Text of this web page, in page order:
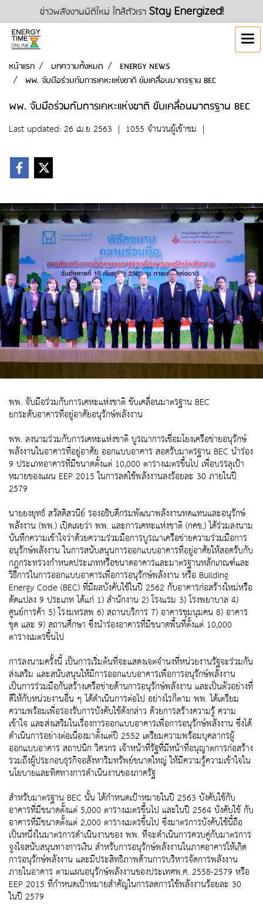
ข่าวพลังงานมิติใหม่ ใกล้ตัวเรา Stay Energized!
หน้าแรก บทความทั้งหมด
ENERGY NEWS
พพ. จับมือร่วมกับการเคหะแห่งชาติ ขับเคลื่อนมาตรฐาน BEC
พพ. จับมือร่วมกับการเคหะแห่งชาติ ขับเคลื่อนมาตรฐาน BEC
Last updated: 26 เม.ย 2563 | 1055 จำนวนผู้เข้าชม |
พพ. จับมือร่วมกับการเคหะแห่งชาติ ขับเคลื่อนมาตรฐาน BEC
ยกระดับอาคารที่อยู่อาศัยอนุรักษ์พลังงาน
พพ. ลงนามร่วมกับการเคหะแห่งชาติ บูรณาการเชื่อมโยงเครือข่ายอนุรักษ์
พลังงานในอาคารที่อยู่อาศัย ออกแบบอาคาร สอดรับมาตรฐาน BEC นำร่อง
9 ประเภทอาคารที่มีขนาดตั้งแต่ 10,000 ตารางเมตรขึ้นไป เพื่อบรรลุเป้า
หมายของแผน EEP 2015 ในการลดใช้พลังงานลงร้อยละ 30 ภายในปี
2579
นายยงยุทธ์ สวัสดิสวนีย์ รองอธิบดีกรมพัฒนาพลังงานทดแทนและอนุรักษ์
พลังงาน (พพ.) เปิดเผยว่า พพ. และการเคหะแห่งชาติ (กคช.) ได้ร่วมลงนาม
บันทึกความเข้าใจว่าด้วยความร่วมมือการบูรณาเครือข่ายความร่วมมือการ
อนุรักษ์พลังงาน ในการสนับสนุนการออกแบบอาคารที่อยู่อาศัยให้สอดรับกับ
กฎกระทรวงกำหนดประเภทหรือขนาดอาคารและมาตรฐานหลักเกณฑ์และ
วิธีการในการออกแบบอาคารเพื่อการอนุรักษ์พลังงาน หรือ Building
Energy Code (BEC) ที่มีผลบังคับใช้ในปี 2562 กับอาคารก่อสร้างใหม่หรือ
ดัดแปลง 9 ประเภท ได้แก่ 1) สำนักงาน 2) โรงแรม 3) โรงพยาบาล 4)
ศูนย์การค้า 5) โรงมหรสพ 6) สถานบริการ 7) อาคารชุมนุมคน 8) อาคาร
ชุด และ 9) สถานศึกษา ซึ่งนำร่องอาคารที่มีขนาดพื้นที่ตั้งแต่ 10,000
ตารางเมตรขึ้นไป
การลงนามครั้งนี้ เป็นการเริ่มต้นที่จะแสดงเจตจำนงที่หน่วยงานรัฐจะร่วมกัน
ส่งเสริม และสนับสนุนให้มีการออกแบบอาคารเพื่อการอนุรักษ์พลังงาน
เป็นการร่วมมือกันสร้างเครือข่ายด้านการอนุรักษ์พลังงาน และเป็นตัวอย่างที่
ดีให้กับหน่วยงานอื่น ๆ ได้ดำเนินการต่อไป อย่างไรก็ตาม พพ. ได้เตรียม
ความพร้อมเพื่อรองรับการบังคับใช้ดังกล่าว ด้วยการสร้างความรู้ ความ
เข้าใจ และส่งเสริมในเรื่องการออกแบบอาคารเพื่อการอนุรักษ์พลังงาน ซึ่งได้
ดำเนินการอย่างต่อเนื่องมาตั้งแต่ปี 2552 เตรียมความพร้อมบุคลากรผู้
ออกแบบอาคาร สถาปนิก วิศวกร เจ้าหน้าที่รัฐที่มีหน้าที่อนุญาตการก่อสร้าง
รวมถึงผู้ประกอบธุรกิจอสังหาริมทรัพย์ขนาดใหญ่ ให้มีความรู้ความเข้าใจใน
นโยบายและทิศทางการดำเนินงานของภาครัฐ
สำหรับมาตรฐาน BEC นั้น ได้กำหนดเป้าหมายในปี 2563 บังคับใช้กับ
อาคารที่มีขนาดตั้งแต่ 5,000 ตารางเมตรขึ้นไป และในปี 2564 บังคับใช้ กับ
อาคารที่มีขนาดตั้งแต่ 2,000 ตารางเมตรขึ้นไป ซึ่งมาตรการบังคับใช้นี้ถือ
เป็นหนึ่งในมาตรการดำเนินงานของ พพ. ที่จะดำเนินการควบคู่กับมาตรการ
จูงใจสนับสนุนทางการเงิน สำหรับการอนุรักษ์พลังงานในภาคอาคารให้เกิด
การอนุรักษ์พลังงาน และมีประสิทธิภาพด้านการบริหารจัดการพลังงาน
ภายในอาคาร ตามแผนอนุรักษ์พลังงานของประเทศพ.ศ. 2558-2579 หรือ
EEP 2015 ที่กำหนดเป้าหมายสำคัญในการลดการใช้พลังงานร้อยละ 30
ในปี 2579